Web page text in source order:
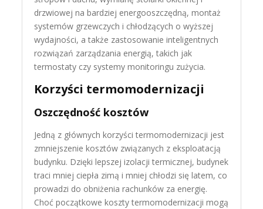
drzwiowej na bardziej energooszczędną, montaż
systemów grzewczych i chłodzących o wyższej
wydajności, a także zastosowanie inteligentnych
rozwiązań zarządzania energią, takich jak
termostaty czy systemy monitoringu zużycia.
Korzyści termomodernizacji
Oszczędność kosztów
Jedną z głównych korzyści termomodernizacji jest
zmniejszenie kosztów związanych z eksploatacją
budynku. Dzięki lepszej izolacji termicznej, budynek
traci mniej ciepła zimą i mniej chłodzi się latem, co
prowadzi do obniżenia rachunków za energię.
Choć początkowe koszty termomodernizacji mogą